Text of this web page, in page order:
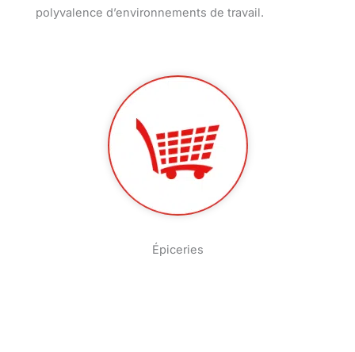
polyvalence d’environnements de travail.
Épiceries